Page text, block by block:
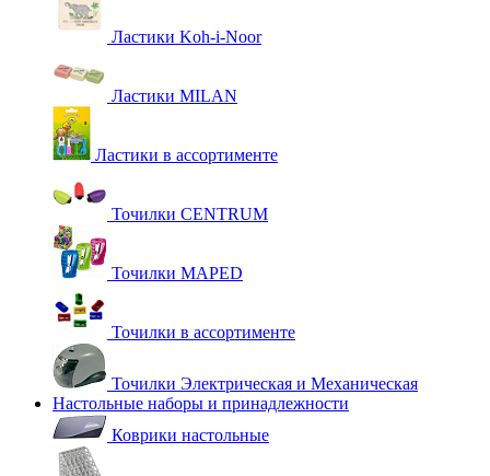
Ластики Koh-i-Noor
Ластики MILAN
Ластики в ассортименте
Точилки CENTRUM
Точилки MAPED
Точилки в ассортименте
Точилки Электрическая и Механическая
Настольные наборы и принадлежности
Коврики настольные